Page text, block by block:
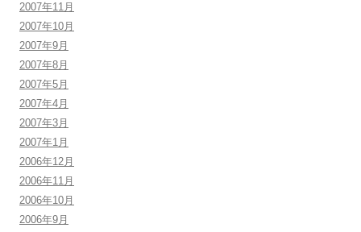
2007年11月
2007年10月
2007年9月
2007年8月
2007年5月
2007年4月
2007年3月
2007年1月
2006年12月
2006年11月
2006年10月
2006年9月